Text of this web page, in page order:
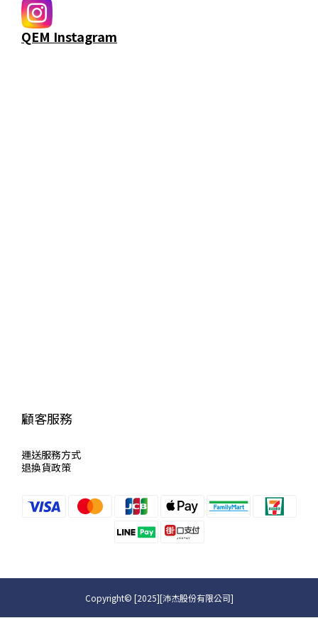
QEM Instagram
顧客服務
運送服務方式
退換貨政策
Copyright© [2025][沛杰股份有限公司]